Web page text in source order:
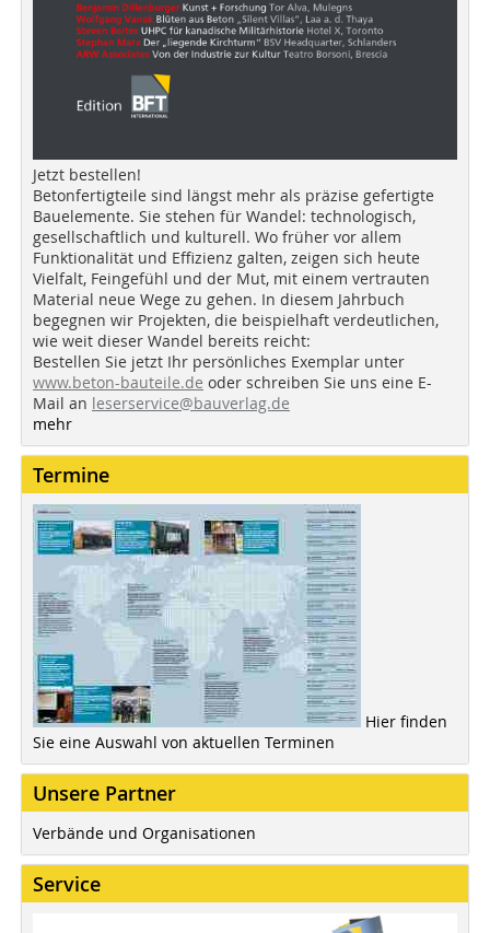
Jetzt bestellen!
Betonfertigteile sind längst mehr als präzise gefertigte
Bauelemente. Sie stehen für Wandel: technologisch,
gesellschaftlich und kulturell. Wo früher vor allem
Funktionalität und Effizienz galten, zeigen sich heute
Vielfalt, Feingefühl und der Mut, mit einem vertrauten
Material neue Wege zu gehen. In diesem Jahrbuch
begegnen wir Projekten, die beispielhaft verdeutlichen,
wie weit dieser Wandel bereits reicht:
Bestellen Sie jetzt Ihr persönliches Exemplar unter
www.beton-bauteile.de oder schreiben Sie uns eine E-
Mail an leserservice@bauverlag.de
mehr
Termine
Hier finden
Sie eine Auswahl von aktuellen Terminen
Unsere Partner
Verbände und Organisationen
Service